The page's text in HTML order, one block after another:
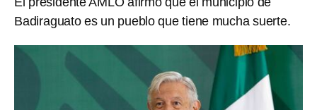
Badiraguato es un pueblo que tiene mucha suerte.